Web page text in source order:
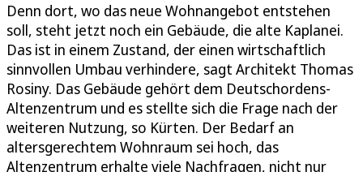
Denn dort, wo das neue Wohnangebot entstehen
soll, steht jetzt noch ein Gebäude, die alte Kaplanei.
Das ist in einem Zustand, der einen wirtschaftlich
sinnvollen Umbau verhindere, sagt Architekt Thomas
Rosiny. Das Gebäude gehört dem Deutschordens-
Altenzentrum und es stellte sich die Frage nach der
weiteren Nutzung, so Kürten. Der Bedarf an
altersgerechtem Wohnraum sei hoch, das
Altenzentrum erhalte viele Nachfragen, nicht nur